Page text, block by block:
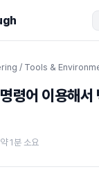
/ Tools &
어 이용해서
약 1분 소요